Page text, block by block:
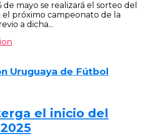
de mayo se realizará el sorteo del
próximo campeonato de la
a dicha...
Uruguaya de Fútbol
el inicio del